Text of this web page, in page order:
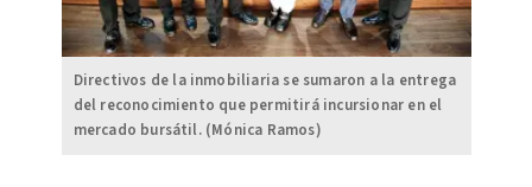
Directivos de la inmobiliaria se sumaron a la entrega
del reconocimiento que permitirá incursionar en el
mercado bursátil. (Mónica Ramos)